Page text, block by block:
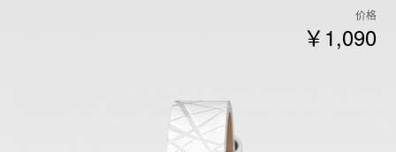
价格
￥1,090